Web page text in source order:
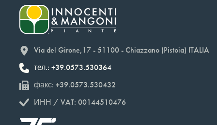
Via del Girone,17 - 51100 - Chiazzano (Pistoia) ITALIA
тел.: +39.0573.530364
факс: +39.0573.530432
ИНН / VAT: 00144510476